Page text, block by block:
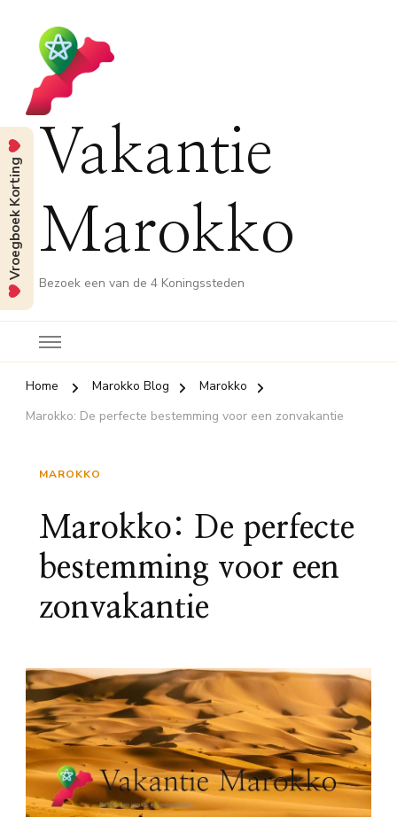
Vakantie
Marokko
Bezoek een van de 4 Koningssteden
Home Marokko Blog
Marokko
Marokko: De perfecte bestemming voor een zonvakantie
MAROKKO
Marokko: De perfecte
bestemming voor een
zonvakantie
Vroegboek Korting